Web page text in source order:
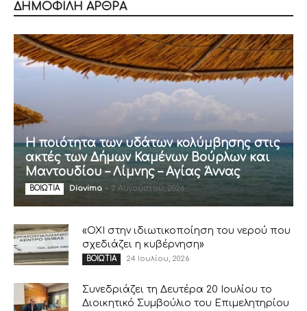
ΔΗΜΟΦΙΛΗ ΑΡΘΡΑ
Η ποιότητα των υδάτων κολύμβησης στις
ακτές των Δήμων Καμένων Βούρλων και
Μαντουδίου – Λίμνης – Αγίας Άννας
ΒΟΙΩΤΙΑ Diavima - 2 Αυγούστου, 2026
«ΟΧΙ στην ιδιωτικοποίηση του νερού που
σχεδιάζει η κυβέρνηση»
ΒΟΙΩΤΙΑ 24 Ιουλίου, 2026
Συνεδριάζει τη Δευτέρα 20 Ιουλίου το
Διοικητικό Συμβούλιο του Επιμελητηρίου